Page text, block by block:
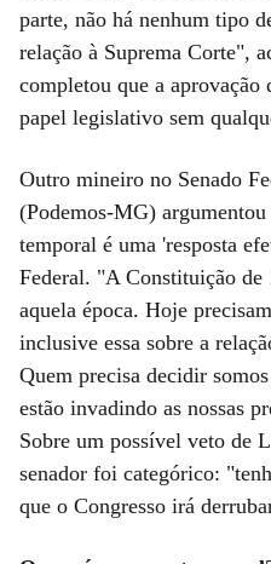
parte, não há nenhum tipo
relação à Suprema Corte",
completou que a
papel legislativo sem
Outro mineiro no Senado
(Podemos-MG)
temporal é uma 'resposta
Federal. "A Constituição de
aquela época. Hoje
inclusive essa sobre a
Quem precisa decidir
estão invadindo as nossas
Sobre um possível veto de
senador foi categórico:
que o Congresso irá